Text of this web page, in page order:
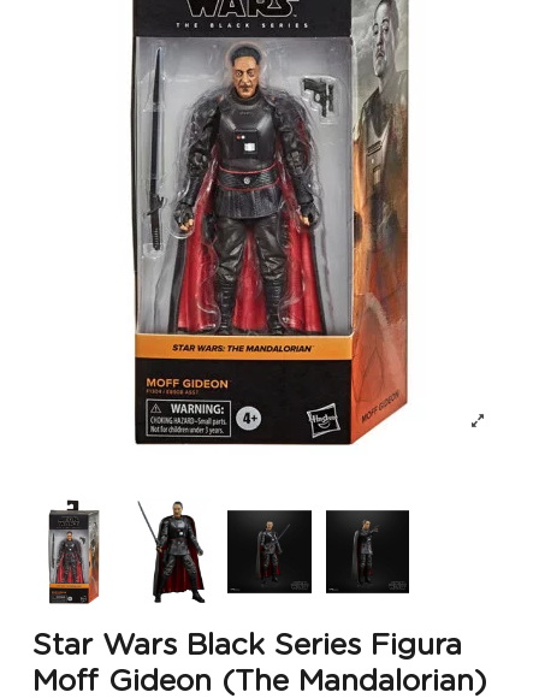
Star Wars Black Series Figura
Moff Gideon (The Mandalorian)